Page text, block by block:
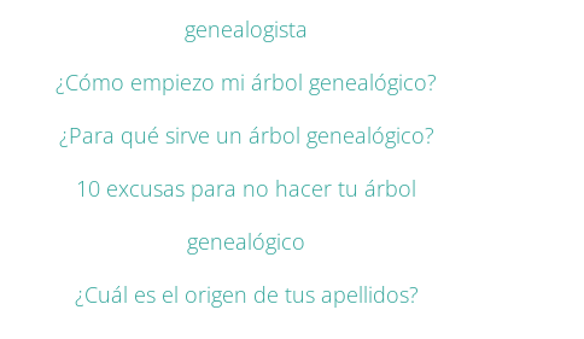
genealogista
¿Cómo empiezo mi árbol genealógico?
¿Para qué sirve un árbol genealógico?
10 excusas para no hacer tu árbol
genealógico
¿Cuál es el origen de tus apellidos?